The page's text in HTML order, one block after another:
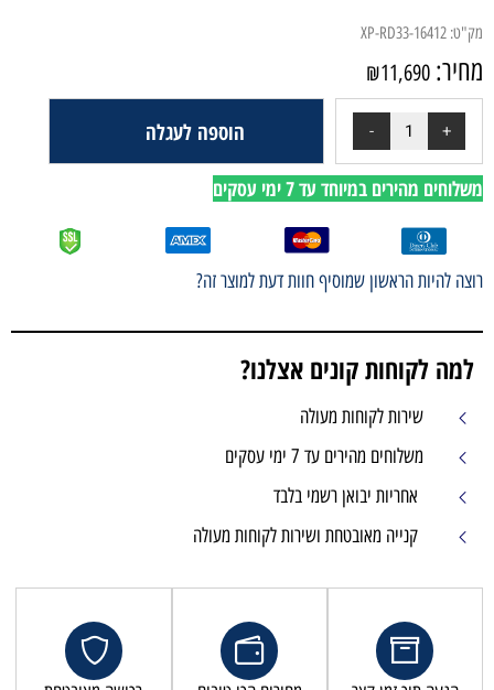
מק"ט: XP-RD33-16412
מחיר: ₪11,690
הוספה לעגלה
משלוחים מהירים במיוחד עד 7 ימי עסקים
רוצה להיות הראשון שמוסיף חוות דעת למוצר זה?
למה לקוחות קונים אצלנו?
שירות לקוחות מעולה
משלוחים מהירים עד 7 ימי עסקים
אחריות יבואן רשמי בלבד
קנייה מאובטחת ושירות לקוחות מעולה